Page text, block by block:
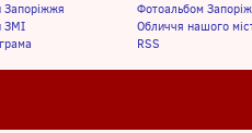
Запоріжжя
ЗМІ
Фотоальбом
Обличчя нашого
RSS